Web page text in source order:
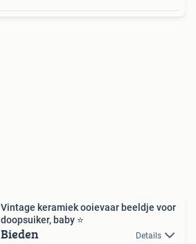
Vintage keramiek ooievaar beeldje voor
doopsuiker, baby ⭐️
Bieden Details